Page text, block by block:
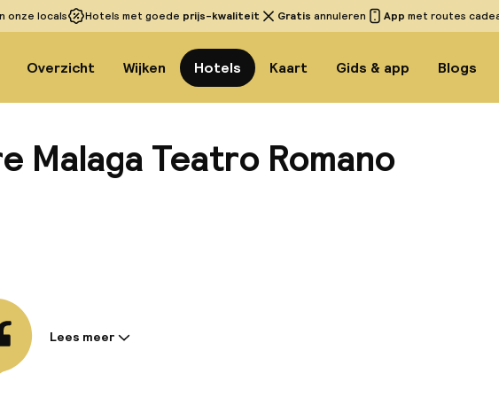
onze locals Hotels met goede prijs-kwaliteit Gratis annuleren App met routes
Overzicht Wijken Hotels Kaart Gids & app Blogs
Malaga Teatro Romano
Informatie gedeeld door de accommodatie:
Lees meer